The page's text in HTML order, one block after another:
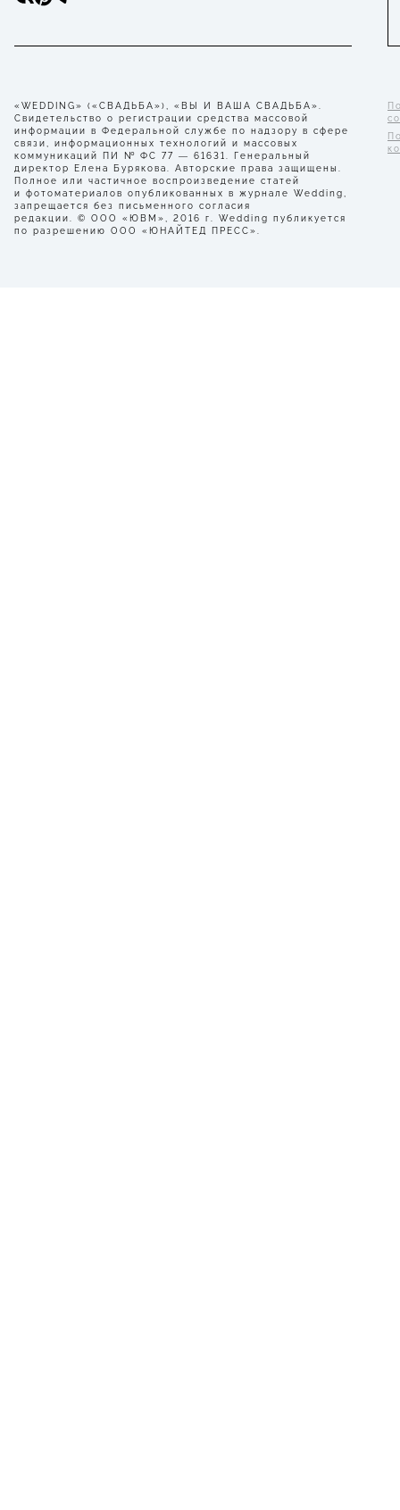
«WEDDING» («СВАДЬБА»), «ВЫ И ВАША СВАДЬБА».
Свидетельство о регистрации средства массовой
информации в Федеральной службе по надзору в сфере
связи, информационных технологий и массовых
коммуникаций ПИ № ФС 77 — 61631. Генеральный
директор Елена Бурякова. Авторские права защищены.
Полное или частичное воспроизведение статей
и фотоматериалов опубликованных в журнале Wedding,
запрещается без письменного согласия
редакции. © ООО «ЮВМ», 2016 г. Wedding публикуется
по разрешению ООО «ЮНАЙТЕД ПРЕСС».